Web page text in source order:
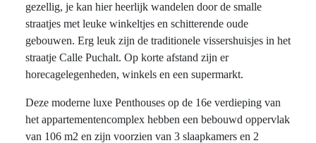
gezellig, je kan hier heerlijk wandelen door de smalle
straatjes met leuke winkeltjes en schitterende oude
gebouwen. Erg leuk zijn de traditionele vissershuisjes in het
straatje Calle Puchalt. Op korte afstand zijn er
horecagelegenheden, winkels en een supermarkt.
Deze moderne luxe Penthouses op de 16e verdieping van
het appartementencomplex hebben een bebouwd oppervlak
van 106 m2 en zijn voorzien van 3 slaapkamers en 2